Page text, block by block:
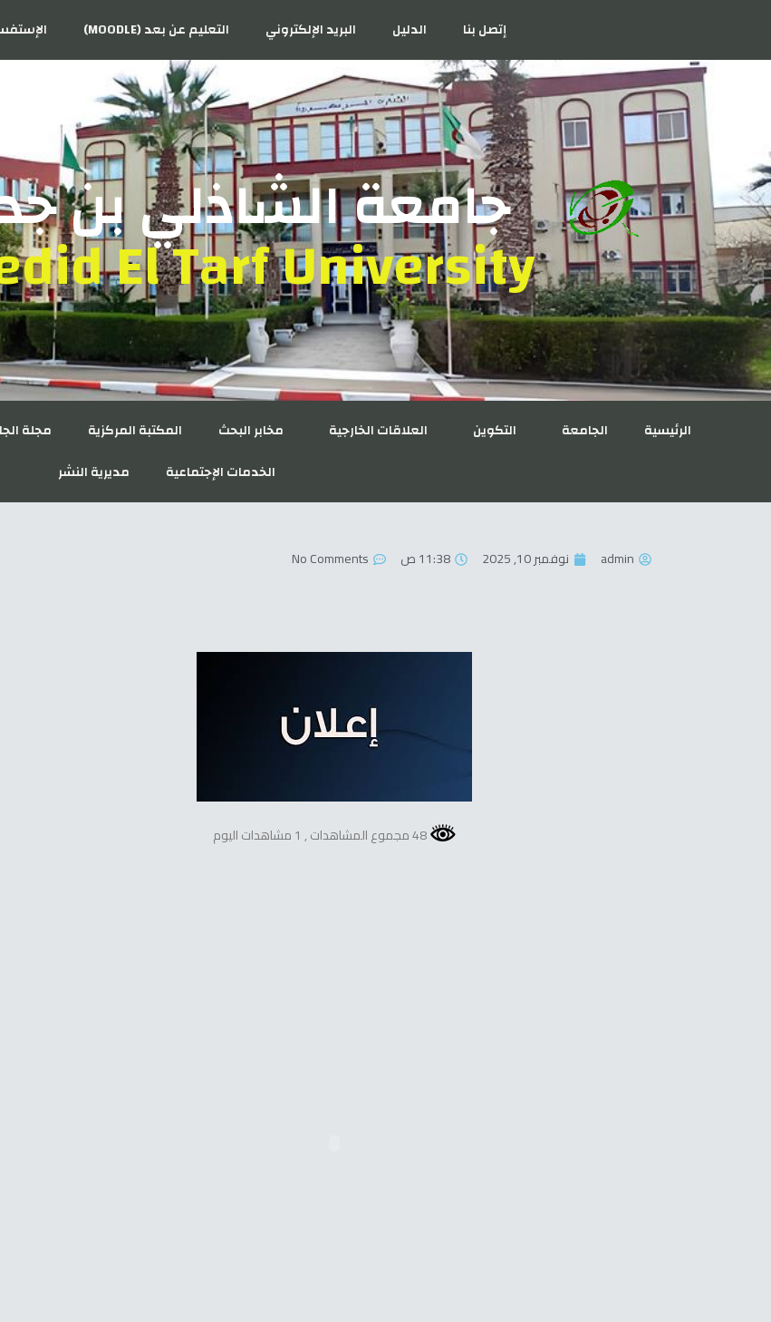
إتصل بنا الدليل البريد الإلكتروني التعليم عن بعد (MOODLE)
جامعة الشاذلي بن
El Tarf University
الرئيسية الجامعة التكوين العلاقات الخارجية مخابر البحث المكتبة المركزية مجلة
الخدمات الإجتماعية
مديرية النشر
admin نوفمبر 10, 2025 11:38 ص No Comments
48 مجموع المشاهدات , 1 مشاهدات اليوم